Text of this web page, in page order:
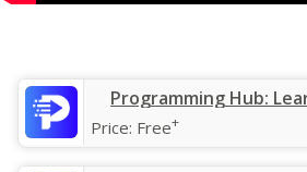
‎Programming Hub:
Price: Free+